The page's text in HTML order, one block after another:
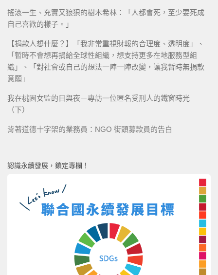
搖滾一生、充實又狼狽的樹木希林：「人都會死，至少要死成
自己喜歡的樣子。」
【捐款人想什麼？】「我非常重視財報的合理度、透明度」、
「暫時不會想再捐給全球性組織，想支持更多在地服務型組
織」、「對社會或自己的想法一陣一陣改變，讓我暫時無捐款
意願」
我在桃園女監的日與夜－專訪一位匿名受刑人的鐵窗時光
（下）
背著道德十字架的業務員：NGO 街頭募款員的告白
認識永續發展，鎖定專欄！